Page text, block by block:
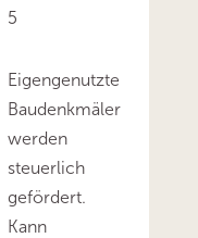
5
Eigengenutzte
Baudenkmäler
werden
steuerlich
gefördert.
Kann